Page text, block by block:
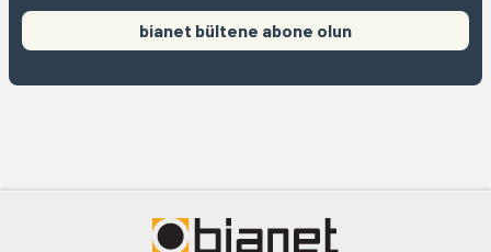
bianet bültene abone olun